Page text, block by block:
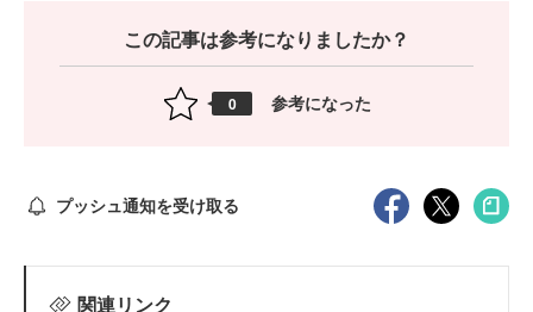
この記事は参考になりましたか？
0 参考になった
プッシュ通知を受け取る
関連リンク